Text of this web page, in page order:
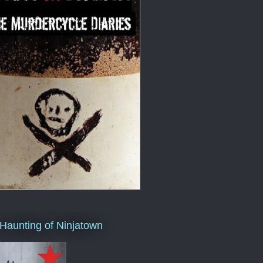
of Ninjatown